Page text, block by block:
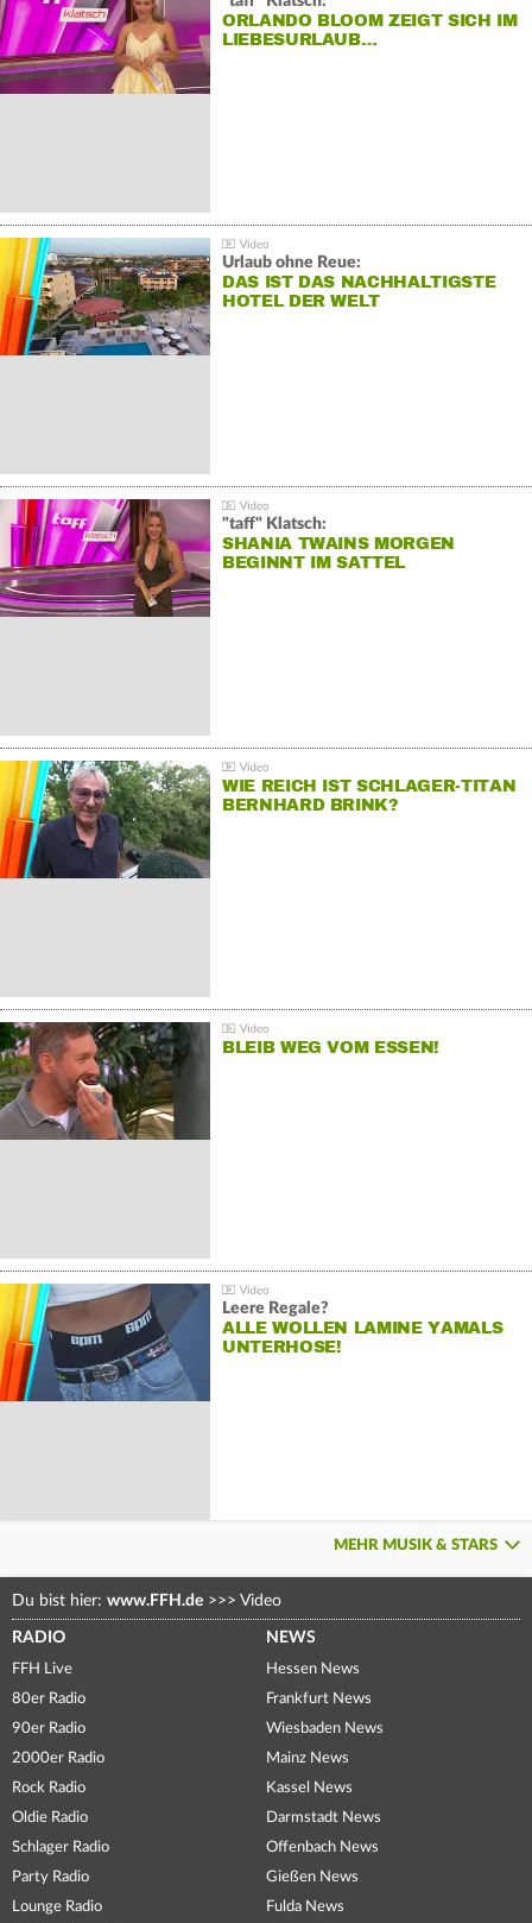
ORLANDO BLOOM ZEIGT SICH IM
LIEBESURLAUB…
Urlaub ohne Reue:
DAS IST DAS NACHHALTIGSTE
HOTEL DER WELT
"taff" Klatsch:
SHANIA TWAINS MORGEN
BEGINNT IM SATTEL
WIE REICH IST SCHLAGER-TITAN
BERNHARD BRINK?
BLEIB WEG VOM ESSEN!
Leere Regale?
ALLE WOLLEN LAMINE YAMALS
UNTERHOSE!
MEHR MUSIK & STARS
Du bist hier: www.FFH.de >>> Video
RADIO
FFH Live
80er Radio
90er Radio
2000er Radio
Rock Radio
Oldie Radio
Schlager Radio
Party Radio
Lounge Radio
NEWS
Hessen News
Frankfurt News
Wiesbaden News
Mainz News
Kassel News
Darmstadt News
Offenbach News
Gießen News
Fulda News